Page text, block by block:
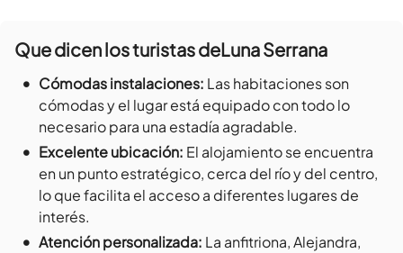
Que dicen los turistas deLuna Serrana
• Cómodas instalaciones: Las habitaciones son
cómodas y el lugar está equipado con todo lo
necesario para una estadía agradable.
• Excelente ubicación: El alojamiento se encuentra
en un punto estratégico, cerca del río y del centro,
lo que facilita el acceso a diferentes lugares de
interés.
• Atención personalizada: La anfitriona, Alejandra,